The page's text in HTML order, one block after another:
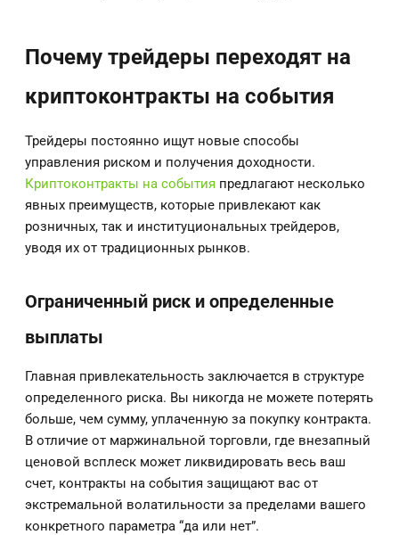
Почему трейдеры переходят на
криптоконтракты на события
Трейдеры постоянно ищут новые способы
управления риском и получения доходности.
Криптоконтракты на события предлагают несколько
явных преимуществ, которые привлекают как
розничных, так и институциональных трейдеров,
уводя их от традиционных рынков.
Ограниченный риск и определенные
выплаты
Главная привлекательность заключается в структуре
определенного риска. Вы никогда не можете потерять
больше, чем сумму, уплаченную за покупку контракта.
В отличие от маржинальной торговли, где внезапный
ценовой всплеск может ликвидировать весь ваш
счет, контракты на события защищают вас от
экстремальной волатильности за пределами вашего
конкретного параметра “да или нет”.